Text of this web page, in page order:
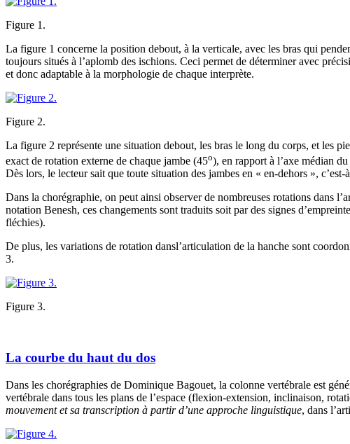
Figure 1.
La figure 1 concerne la position debout, à la verticale, avec les bras qui
toujours situés à l’aplomb des ischions. Ceci permet de déterminer avec
et donc adaptable à la morphologie de chaque interprète.
Figure 2.
La figure 2 représente une situation debout, les bras le long du corps, et les
exact de rotation externe de chaque jambe (45o), en rapport à l’axe médian
Dès lors, le lecteur sait que toute situation des jambes en « en-dehors »,
Dans la chorégraphie, on peut ainsi observer de nombreuses rotations dans
notation Benesh, ces changements sont traduits soit par des signes
fléchies).
De plus, les variations de rotation dansl’articulation de la hanche sont
3.
Figure 3.
La courbe du haut du dos
Dans les chorégraphies de Dominique Bagouet, la colonne vertébrale est
vertébrale dans tous les plans de l’espace (flexion-extension, inclinaison,
mouvement et sa transcription à partir d’une approche linguistique, dans